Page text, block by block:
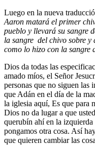
Luego en la nueva
Aaron matará el primer
pueblo y llevará su sangre
la sangre del chivo sobre y
como lo hizo con la sangre
Dios da todas las
amado míos, el Señor
personas que no siguen las
que Adán en el día de la
la iglesia aquí, Es que para
Dios no da lugar a que
querubín ahí en la
pongamos otra cosa. Así
que quieren cambiar las